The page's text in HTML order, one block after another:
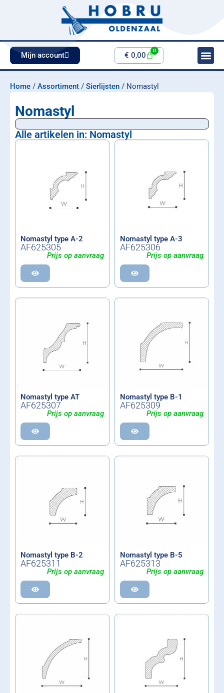
Mijn account € 0,00
0
Home / Assortiment / Sierlijsten / Nomastyl
Nomastyl
Alle artikelen in: Nomastyl
Nomastyl type A-2
AF625305
Prijs op aanvraag
Nomastyl type A-3
AF625306
Prijs op aanvraag
Nomastyl type AT
AF625307
Prijs op aanvraag
Nomastyl type B-1
AF625309
Prijs op aanvraag
Nomastyl type B-2
AF625311
Prijs op aanvraag
Nomastyl type B-5
AF625313
Prijs op aanvraag